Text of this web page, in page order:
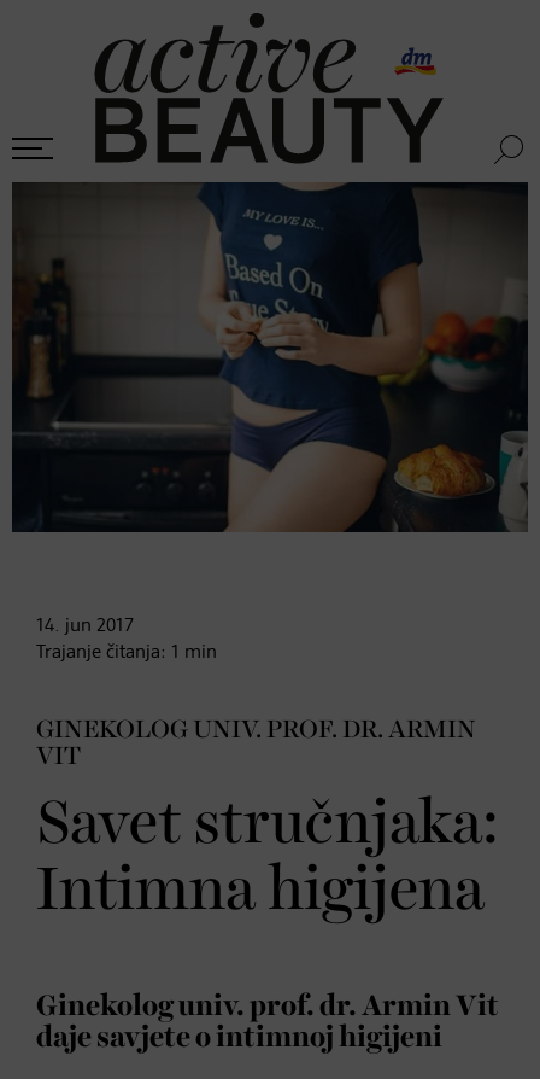
14. jun 2017
Trajanje čitanja: 1 min
GINEKOLOG UNIV. PROF. DR. ARMIN
VIT
Savet stručnjaka:
Intimna higijena
Ginekolog univ. prof. dr. Armin Vit
daje savjete o intimnoj higijeni